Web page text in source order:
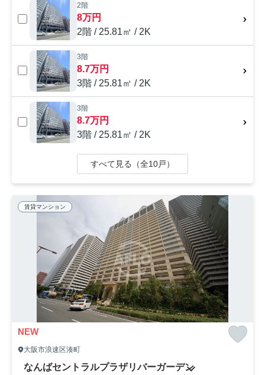
2階
8万円
2階 / 25.81㎡ / 2K
3階
8.7万円
3階 / 25.81㎡ / 2K
3階
8.7万円
3階 / 25.81㎡ / 2K
すべて見る（全10戸）
賃貸マンション
NEW
大阪市浪速区湊町
なんばセントラルプラザリバーガーデン